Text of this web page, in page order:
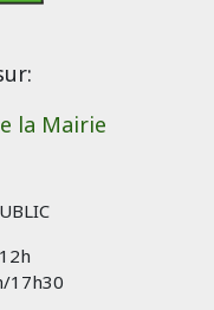
la Mairie
17h30